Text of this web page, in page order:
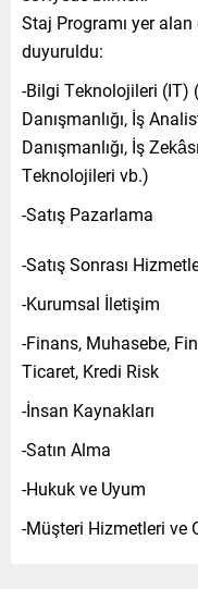
Staj Programı yer
duyuruldu:
-Bilgi Teknolojileri (IT)
Danışmanlığı, İş
Danışmanlığı, İş
Teknolojileri vb.)
-Satış Pazarlama
-Satış Sonrası
-Kurumsal İletişim
-Finans, Muhasebe,
Ticaret, Kredi Risk
-İnsan Kaynakları
-Satın Alma
-Hukuk ve Uyum
-Müşteri Hizmetleri ve